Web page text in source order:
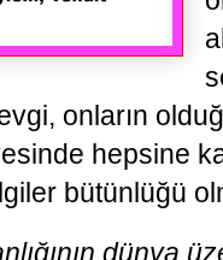
onların
hepsine
bütünlüğü
dünya